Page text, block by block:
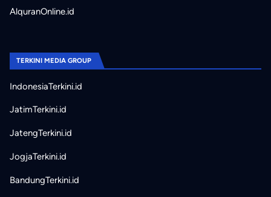
AlquranOnline.id
TERKINI MEDIA GROUP
IndonesiaTerkini.id
JatimTerkini.id
JatengTerkini.id
JogjaTerkini.id
BandungTerkini.id